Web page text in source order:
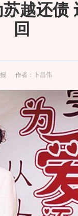
越还债
回
作者：卜昌伟